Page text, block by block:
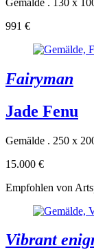
991 €
Fairyman
Jade Fenu
Gemälde . 250 x
15.000 €
Empfohlen von
Vibrant